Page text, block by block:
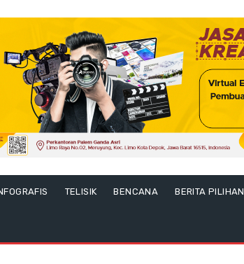
TELISIK BENCANA BERITA PILIHAN